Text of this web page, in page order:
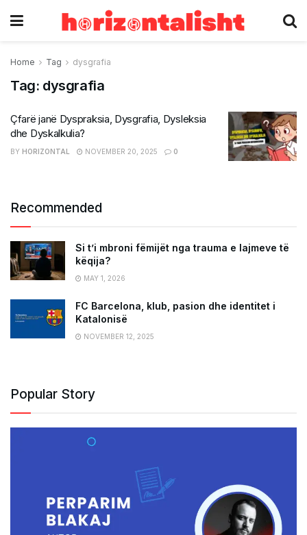
Home Tag dysgrafia
Tag: dysgrafia
Çfarë janë Dyspraksia, Dysgrafia, Dysleksia
dhe Dyskalkulia?
BY HORIZONTAL NOVEMBER 20, 2025 0
Recommended
Si t’i mbroni fëmijët nga trauma e lajmeve të
këqija?
MAY 1, 2026
FC Barcelona, klub, pasion dhe identitet i
Katalonisë
NOVEMBER 12, 2025
Popular Story